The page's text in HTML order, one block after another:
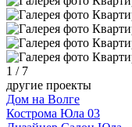
1 / 7
другие проекты
Дом на Волге
Кострома Юла 03